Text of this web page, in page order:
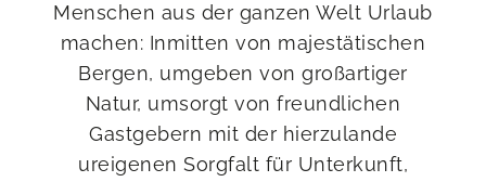
Menschen aus der ganzen Welt Urlaub
machen: Inmitten von majestätischen
Bergen, umgeben von großartiger
Natur, umsorgt von freundlichen
Gastgebern mit der hierzulande
ureigenen Sorgfalt für Unterkunft,